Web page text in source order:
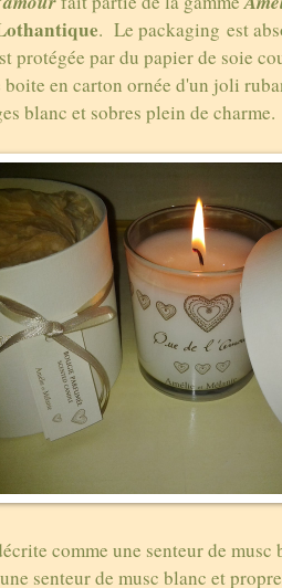
. Le packaging est
protégée par du papier de soie
boite en carton ornée d'un joli
blanc et sobres plein de charme.
comme une senteur de
senteur de musc blanc et